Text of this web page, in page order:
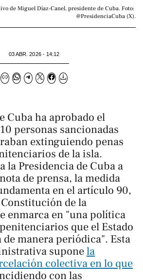
de Miguel Díaz-Canel, presidente de Cuba. Foto:
@PresidenciaCuba (X).
03 ABR. 2026 - 14:12
Cuba ha aprobado el
personas sancionadas
extinguiendo penas
de la isla.
la Presidencia de Cuba a
de prensa, la medida
en el artículo 90,
de la
enmarca en "una política
que el Estado
manera periódica". Esta
suponela
colectiva en lo que
con las